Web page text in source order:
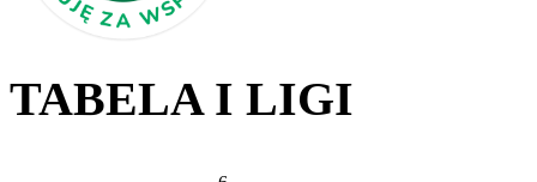
TABELA I LIGI